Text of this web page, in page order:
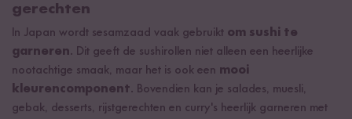
gerechten
In Japan wordt sesamzaad vaak gebruikt om sushi te
garneren. Dit geeft de sushirollen niet alleen een heerlijke
nootachtige smaak, maar het is ook een mooi
kleurencomponent. Bovendien kan je salades, muesli,
gebak, desserts, rijstgerechten en curry's heerlijk garneren met